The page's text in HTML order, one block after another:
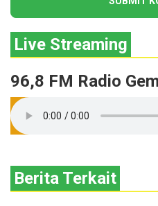
Live Streaming
96,8 FM Radio
Berita Terkait